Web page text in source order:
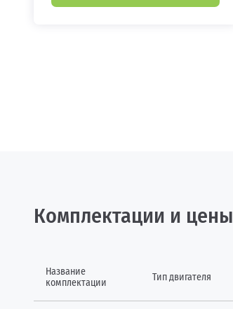
Комплектации и цены
Название
комплектации
Тип двигателя